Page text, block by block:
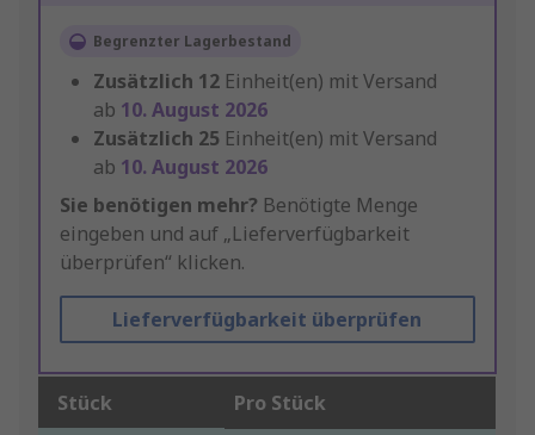
Begrenzter Lagerbestand
Zusätzlich 12 Einheit(en) mit Versand
ab 10. August 2026
Zusätzlich 25 Einheit(en) mit Versand
ab 10. August 2026
Sie benötigen mehr? Benötigte Menge
eingeben und auf „Lieferverfügbarkeit
überprüfen“ klicken.
Lieferverfügbarkeit überprüfen
Stück Pro Stück